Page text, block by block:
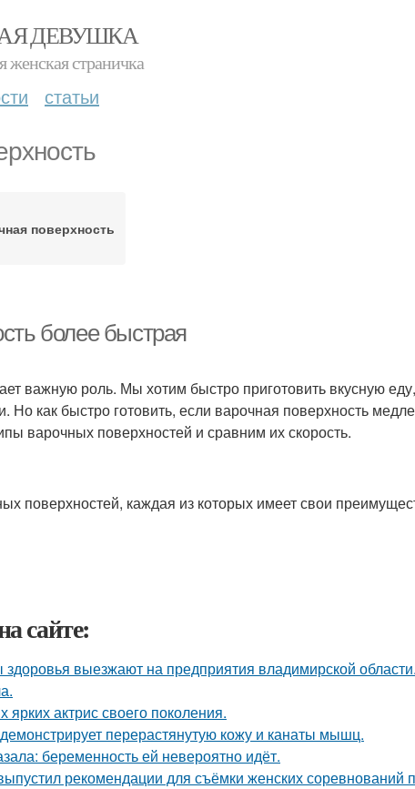
ДЕВУШКА
женская страничка
статьи
поверхность
более быстрая
важную роль. Мы хотим быстро приготовить вкусную
Но как быстро готовить, если варочная поверхность
варочных поверхностей и сравним их скорость.
поверхностей, каждая из которых имеет свои
сайте:
выезжают на предприятия владимирской области.
актрис своего поколения.
перерастянутую кожу и канаты мышц.
беременность ей невероятно идёт.
рекомендации для съёмки женских соревнований